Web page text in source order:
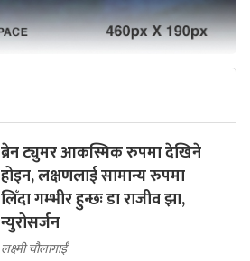
ब्रेन ट्युमर आकस्मिक रुपमा देखिने
होइन, लक्षणलाई सामान्य रुपमा
लिँदा गम्भीर हुन्छः डा राजीव झा,
न्युरोसर्जन
लक्ष्मी चौलागाईं